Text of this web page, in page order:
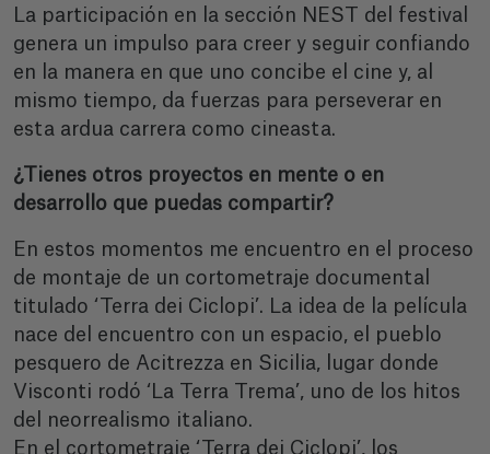
La participación en la sección NEST del festival
genera un impulso para creer y seguir confiando
en la manera en que uno concibe el cine y, al
mismo tiempo, da fuerzas para perseverar en
esta ardua carrera como cineasta.
¿Tienes otros proyectos en mente o en
desarrollo que puedas compartir?
En estos momentos me encuentro en el proceso
de montaje de un cortometraje documental
titulado ‘Terra dei Ciclopi’. La idea de la película
nace del encuentro con un espacio, el pueblo
pesquero de Acitrezza en Sicilia, lugar donde
Visconti rodó ‘La Terra Trema’, uno de los hitos
del neorrealismo italiano.
En el cortometraje ‘Terra dei Ciclopi’, los